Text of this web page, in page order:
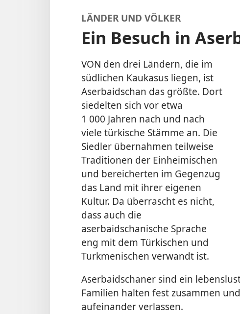
LÄNDER UND VÖLKER
Ein Besuch in
VON den drei Ländern, die im
südlichen Kaukasus liegen, ist
Aserbaidschan das größte. Dort
siedelten sich vor etwa
1 000 Jahren nach und nach
viele türkische Stämme an. Die
Siedler übernahmen teilweise
Traditionen der Einheimischen
und bereicherten im Gegenzug
das Land mit ihrer eigenen
Kultur. Da überrascht es nicht,
dass auch die
aserbaidschanische Sprache
eng mit dem Türkischen und
Turkmenischen verwandt ist.
Aserbaidschaner sind ein
Familien halten fest zusammen
aufeinander verlassen.